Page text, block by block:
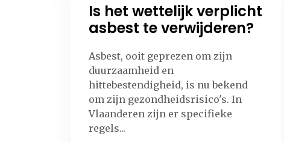
Is het wettelijk verplicht
asbest te verwijderen?
Asbest, ooit geprezen om zijn
duurzaamheid en
hittebestendigheid, is nu bekend
om zijn gezondheidsrisico's. In
Vlaanderen zijn er specifieke
regels...